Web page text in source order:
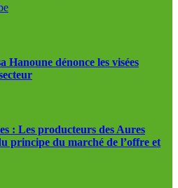
dénonce les visées
: Les producteurs des Aures
principe du marché de l’offre et